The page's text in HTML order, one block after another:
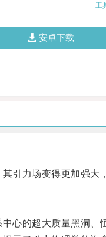
工
安卓下载
力场变得更加强大
的超大质量黑洞、